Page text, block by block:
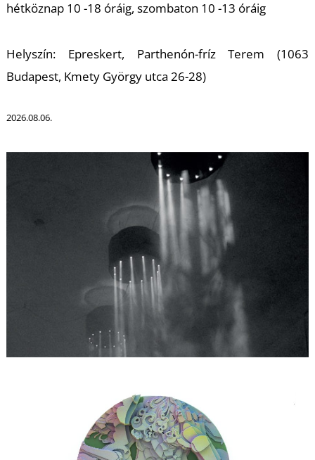
hétköznap 10 -18 óráig, szombaton 10 -13 óráig
Helyszín: Epreskert, Parthenón-fríz Terem (1063
Budapest, Kmety György utca 26-28)
2026.08.06.